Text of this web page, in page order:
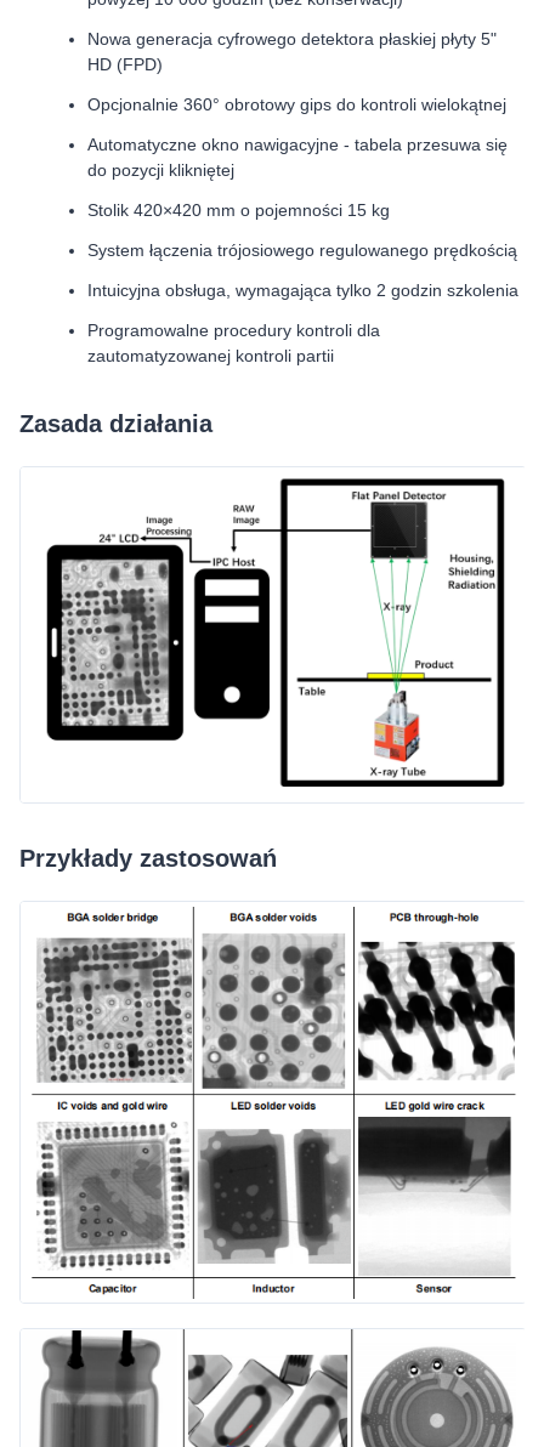
Nowa generacja cyfrowego detektora płaskiej płyty 5"
HD (FPD)
Opcjonalnie 360° obrotowy gips do kontroli wielokątnej
Automatyczne okno nawigacyjne - tabela przesuwa się
do pozycji klikniętej
Stolik 420×420 mm o pojemności 15 kg
System łączenia trójosiowego regulowanego prędkością
Intuicyjna obsługa, wymagająca tylko 2 godzin szkolenia
Programowalne procedury kontroli dla
zautomatyzowanej kontroli partii
Zasada działania
Przykłady zastosowań